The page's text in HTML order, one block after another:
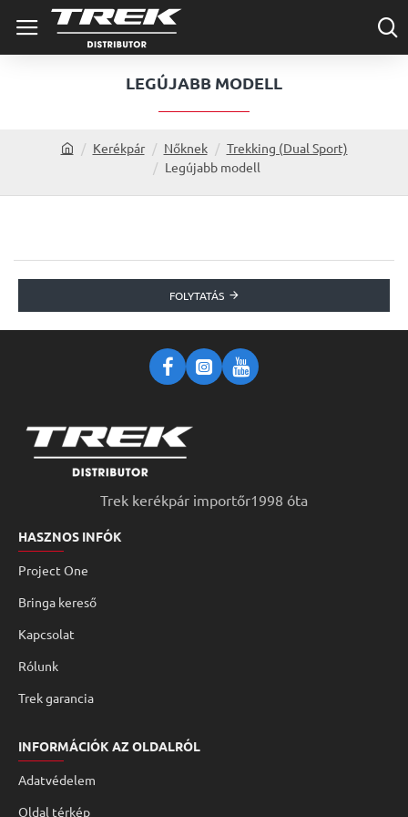
LEGÚJABB MODELL
m
Kerékpár Nőknek
Trekking (Dual Sport)
Legújabb modell
FOLYTATÁS
Trek kerékpár importőr1998 óta
HASZNOS INFÓK
Project One
Bringa kereső
Kapcsolat
Rólunk
Trek garancia
INFORMÁCIÓK AZ OLDALRÓL
Adatvédelem
Oldal térkép